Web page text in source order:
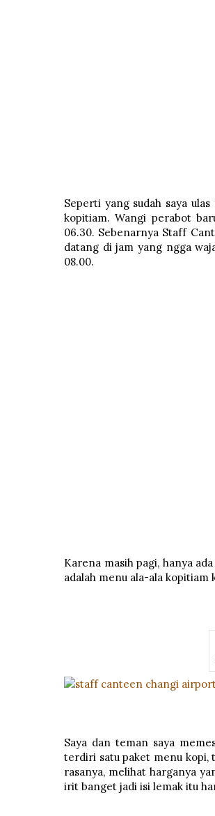
Seperti yang sudah saya
kopitiam. Wangi perabot
06.30. Sebenarnya Staff
datang di jam yang ngga
08.00.
Karena masih pagi, hanya
adalah menu ala-ala kopitiam
Saya dan teman saya
terdiri satu paket menu kopi,
rasanya, melihat harganya
irit banget jadi isi lemak itu